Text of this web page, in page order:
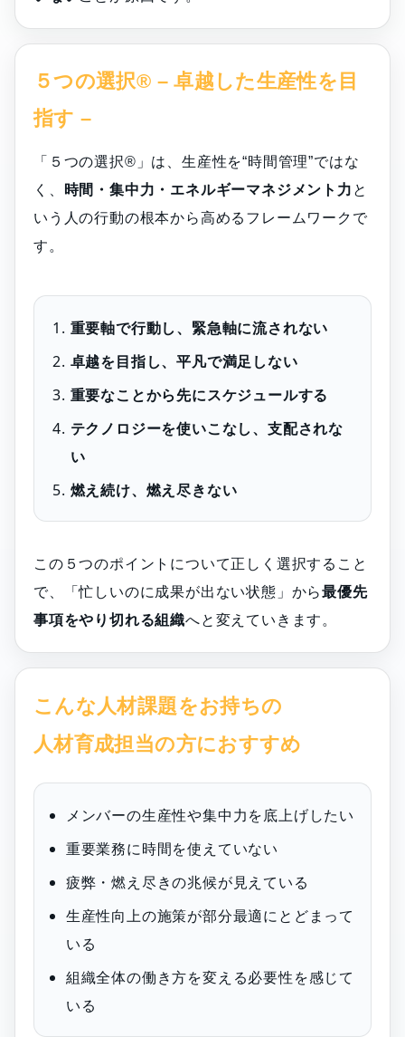
５つの選択® – 卓越した生産性を目
指す –
「５つの選択®」は、生産性を“時間管理”ではな
く、
時間・集中力・エネルギーマネジメント力 と
いう人の行動の根本から高めるフレームワークで
す。
重要軸で行動し、緊急軸に流されない
卓越を目指し、平凡で満足しない
重要なことから先にスケジュールする
テクノロジーを使いこなし、支配されな
い
燃え続け、燃え尽きない
この５つのポイントについて正しく選択すること
で、「忙しいのに成果が出ない状態」から最優先
事項をやり切れる組織へと変えていきます。
こんな人材課題をお持ちの
人材育成担当の方におすすめ
メンバーの生産性や集中力を底上げしたい
重要業務に時間を使えていない
疲弊・燃え尽きの兆候が見えている
生産性向上の施策が部分最適にとどまって
いる
組織全体の働き方を変える必要性を感じて
いる